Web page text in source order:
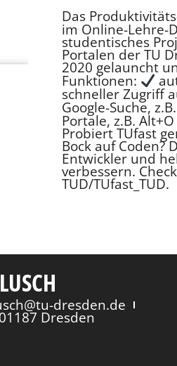
Das
im Online-Lehre-
studentisches
Portalen der TU
2020 gelauncht
Funktionen:
schneller Zugriff
Google-Suche,
Portale, z.B.
Probiert TUfast
Bock auf Coden?
Entwickler und
verbessern.
TUD/TUfast_TUD.
dresden.de
01187 Dresden